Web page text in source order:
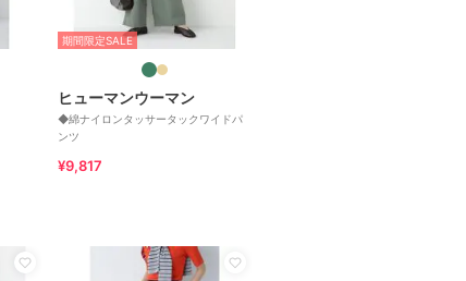
期間限定SALE
ヒューマンウーマン
◆綿ナイロンタッサータックワイドパ
ンツ
¥9,817